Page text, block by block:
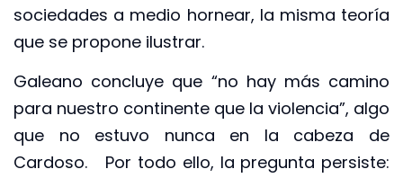
sociedades a medio hornear, la misma teoría
que se propone ilustrar.
Galeano concluye que “no hay más camino
para nuestro continente que la violencia”, algo
que no estuvo nunca en la cabeza de
Cardoso. Por todo ello, la pregunta persiste: